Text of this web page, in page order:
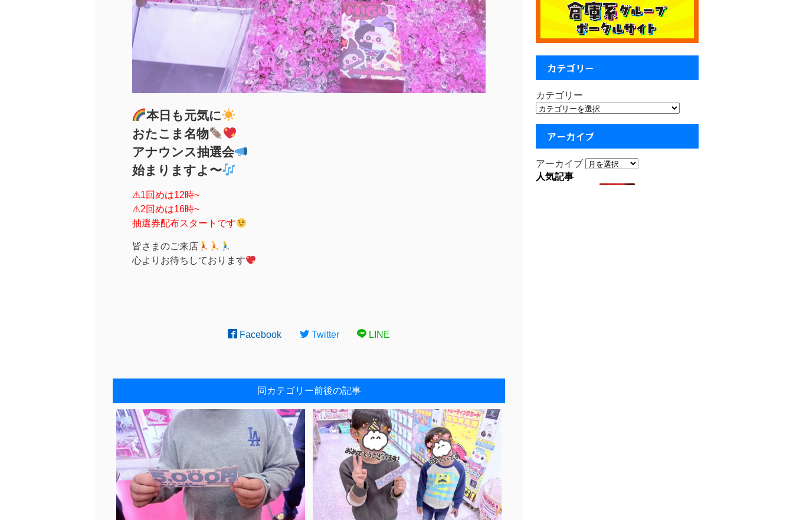
本日も元気に
おたこま名物
アナウンス抽選会
始まりますよ〜
⚠1回めは12時~
⚠2回めは16時~
抽選券配布スタートです
皆さまのご来店
心よりお待ちしております
Facebook Twitter LINE
同カテゴリー前後の記事
カテゴリー
カテゴリー
アーカイブ
アーカイブ
人気記事